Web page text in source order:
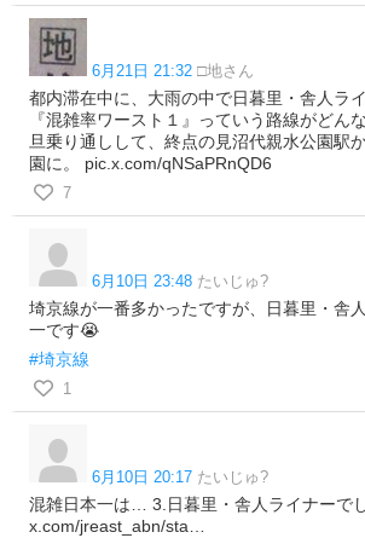
6月21日 21:32 □地さん
都内滞在中に、大雨の中で日暮里・舎人ラ
『混雑率ワースト１』っていう路線がどん
旦乗り通しして、終点の見沼代親水公園駅
園に。 pic.x.com/qNSaPRnQD6
7
6月10日 23:48 たいじゅ?
埼京線が一番多かったですが、日暮里・舎
一です😭
#埼京線
1
6月10日 20:17 たいじゅ?
混雑日本一は… 3.日暮里・舎人ライナーで
x.com/jreast_abn/sta…